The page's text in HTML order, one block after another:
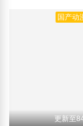
国产动
更新至